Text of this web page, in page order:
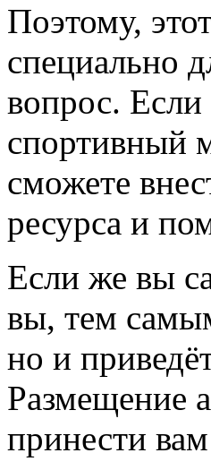
Поэтому,
специально
вопрос. Если
спортивный
сможете
ресурса и
Если же вы
вы, тем
но и
Размещение
принести